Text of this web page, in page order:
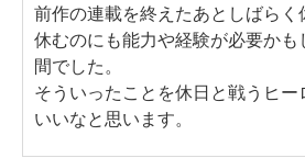
前作の連載を終えたあとしばらく
休むのにも能力や経験が必要かも
間でした。
そういったことを休日と戦うヒー
いいなと思います。